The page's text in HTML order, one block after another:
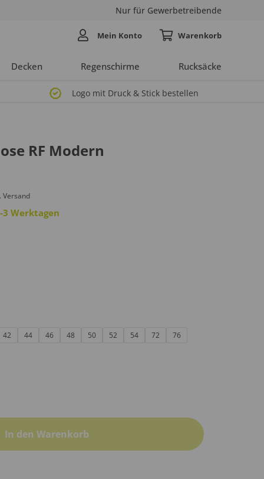
Nur für Gewerbetreibende
Decken Regenschirme Rucksäcke
Mein Konto
Logo mit Druck & Stick bestellen
RF Modern
Versand
Werktagen
42 44 46 48 50 52 54 72
76
In den Warenkorb